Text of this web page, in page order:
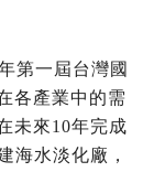
第一屆台灣國
各產業中的需
未來10年完成
海水淡化廠，